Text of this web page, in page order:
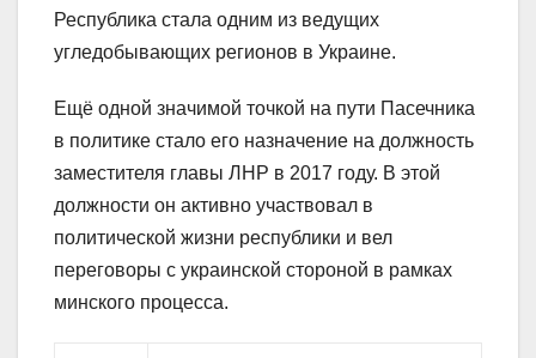
Республика стала одним из ведущих
угледобывающих регионов в Украине.
Ещё одной значимой точкой на пути Пасечника
в политике стало его назначение на должность
заместителя главы ЛНР в 2017 году. В этой
должности он активно участвовал в
политической жизни республики и вел
переговоры с украинской стороной в рамках
минского процесса.